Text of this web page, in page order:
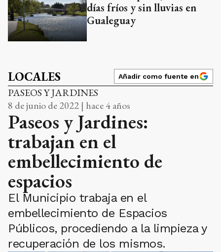
días fríos y sin lluvias en
Gualeguay
LOCALES Añadir como fuente en
PASEOS Y JARDINES
8 de junio de 2022 | hace 4 años
Paseos y Jardines:
trabajan en el
embellecimiento de
espacios
El Municipio trabaja en el
embellecimiento de Espacios
Públicos, procediendo a la limpieza y
recuperación de los mismos.